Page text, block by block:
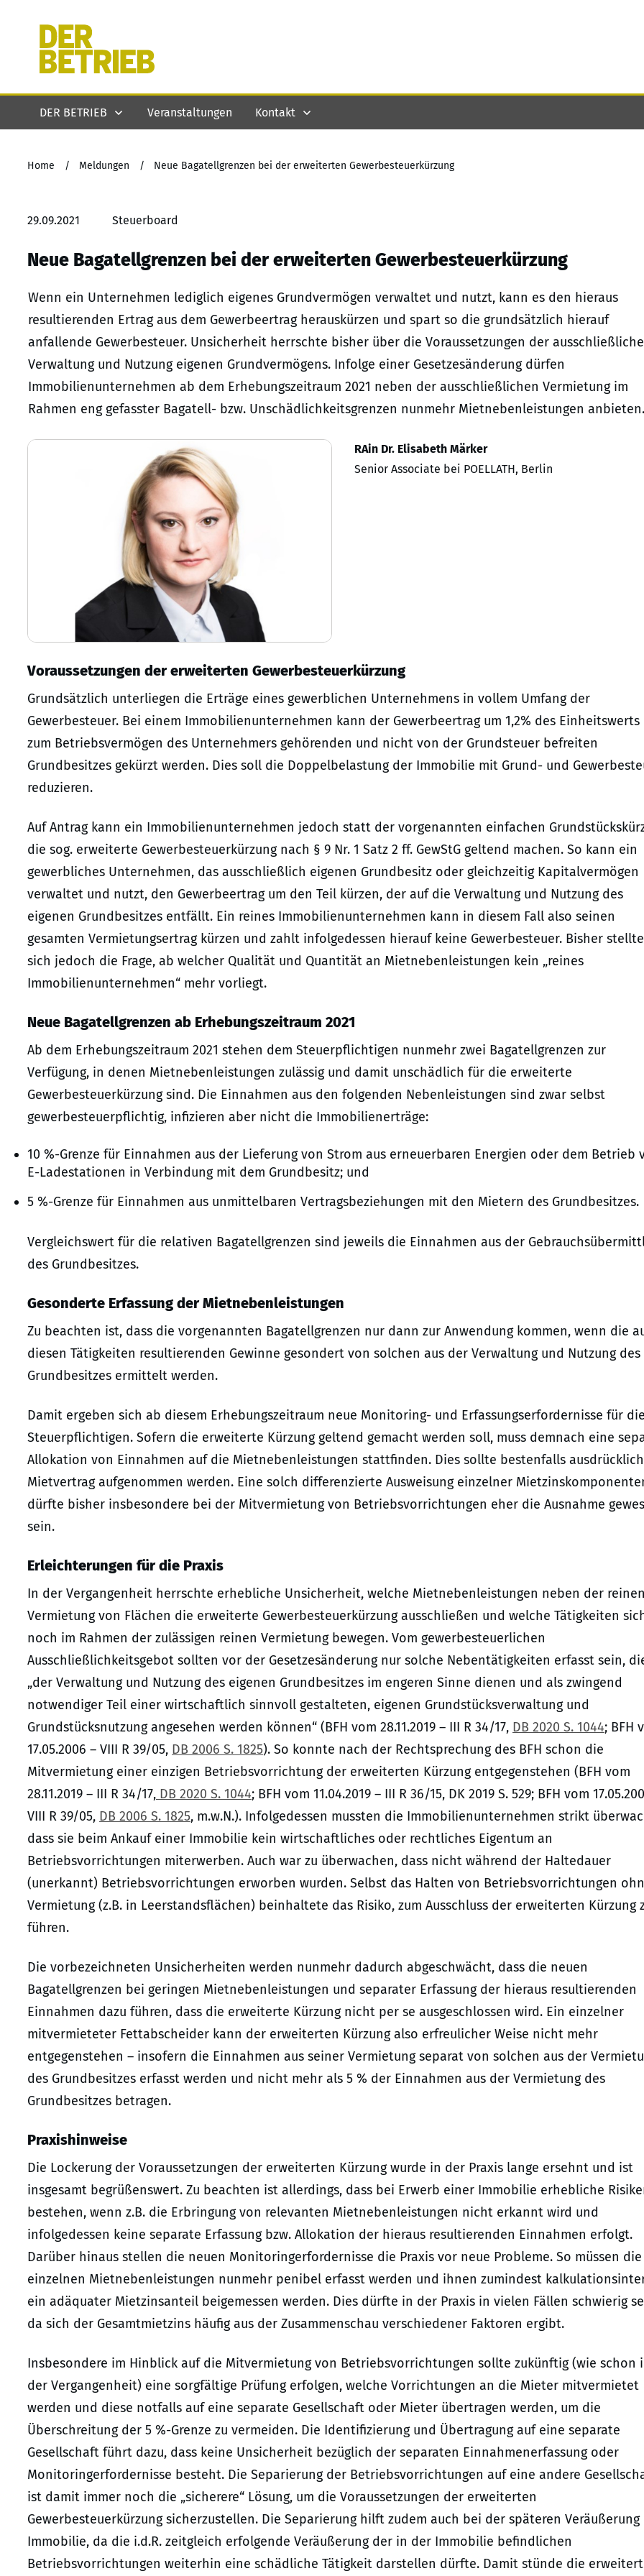
DER BETRIEB Veranstaltungen Kontakt
Home / Meldungen / Neue Bagatellgrenzen bei der erweiterten Gewerbesteuerkürzung
29.09.2021 Steuerboard
Neue Bagatellgrenzen bei der erweiterten Gewerbesteuerkürzung
Wenn ein Unternehmen lediglich eigenes Grundvermögen verwaltet und nutzt, kann es den hieraus
resultierenden Ertrag aus dem Gewerbeertrag herauskürzen und spart so die grundsätzlich hierauf
anfallende Gewerbesteuer. Unsicherheit herrschte bisher über die Voraussetzungen der
Verwaltung und Nutzung eigenen Grundvermögens. Infolge einer Gesetzesänderung dürfen
Immobilienunternehmen ab dem Erhebungszeitraum 2021 neben der ausschließlichen Vermietung im
Rahmen eng gefasster Bagatell- bzw. Unschädlichkeitsgrenzen nunmehr Mietnebenleistungen anbieten.
RAin Dr. Elisabeth Märker
Senior Associate bei POELLATH, Berlin
Voraussetzungen der erweiterten Gewerbesteuerkürzung
Grundsätzlich unterliegen die Erträge eines gewerblichen Unternehmens in vollem Umfang der
Gewerbesteuer. Bei einem Immobilienunternehmen kann der Gewerbeertrag um 1,2% des Einheitswerts
zum Betriebsvermögen des Unternehmers gehörenden und nicht von der Grundsteuer befreiten
Grundbesitzes gekürzt werden. Dies soll die Doppelbelastung der Immobilie mit Grund- und
reduzieren.
Auf Antrag kann ein Immobilienunternehmen jedoch statt der vorgenannten einfachen
die sog. erweiterte Gewerbesteuerkürzung nach § 9 Nr. 1 Satz 2 ff. GewStG geltend machen. So kann ein
gewerbliches Unternehmen, das ausschließlich eigenen Grundbesitz oder gleichzeitig Kapitalvermögen
verwaltet und nutzt, den Gewerbeertrag um den Teil kürzen, der auf die Verwaltung und Nutzung des
eigenen Grundbesitzes entfällt. Ein reines Immobilienunternehmen kann in diesem Fall also seinen
gesamten Vermietungsertrag kürzen und zahlt infolgedessen hierauf keine Gewerbesteuer. Bisher stellte
sich jedoch die Frage, ab welcher Qualität und Quantität an Mietnebenleistungen kein „reines
Immobilienunternehmen“ mehr vorliegt.
Neue Bagatellgrenzen ab Erhebungszeitraum 2021
Ab dem Erhebungszeitraum 2021 stehen dem Steuerpflichtigen nunmehr zwei Bagatellgrenzen zur
Verfügung, in denen Mietnebenleistungen zulässig und damit unschädlich für die erweiterte
Gewerbesteuerkürzung sind. Die Einnahmen aus den folgenden Nebenleistungen sind zwar selbst
gewerbesteuerpflichtig, infizieren aber nicht die Immobilienerträge:
10 %-Grenze für Einnahmen aus der Lieferung von Strom aus erneuerbaren Energien oder dem Betrieb
E-Ladestationen in Verbindung mit dem Grundbesitz; und
5 %-Grenze für Einnahmen aus unmittelbaren Vertragsbeziehungen mit den Mietern des Grundbesitzes.
Vergleichswert für die relativen Bagatellgrenzen sind jeweils die Einnahmen aus der
des Grundbesitzes.
Gesonderte Erfassung der Mietnebenleistungen
Zu beachten ist, dass die vorgenannten Bagatellgrenzen nur dann zur Anwendung kommen, wenn die
diesen Tätigkeiten resultierenden Gewinne gesondert von solchen aus der Verwaltung und Nutzung des
Grundbesitzes ermittelt werden.
Damit ergeben sich ab diesem Erhebungszeitraum neue Monitoring- und Erfassungserfordernisse für die
Steuerpflichtigen. Sofern die erweiterte Kürzung geltend gemacht werden soll, muss demnach eine
Allokation von Einnahmen auf die Mietnebenleistungen stattfinden. Dies sollte bestenfalls
Mietvertrag aufgenommen werden. Eine solch differenzierte Ausweisung einzelner
dürfte bisher insbesondere bei der Mitvermietung von Betriebsvorrichtungen eher die Ausnahme
sein.
Erleichterungen für die Praxis
In der Vergangenheit herrschte erhebliche Unsicherheit, welche Mietnebenleistungen neben der reinen
Vermietung von Flächen die erweiterte Gewerbesteuerkürzung ausschließen und welche Tätigkeiten
noch im Rahmen der zulässigen reinen Vermietung bewegen. Vom gewerbesteuerlichen
Ausschließlichkeitsgebot sollten vor der Gesetzesänderung nur solche Nebentätigkeiten erfasst sein,
„der Verwaltung und Nutzung des eigenen Grundbesitzes im engeren Sinne dienen und als zwingend
notwendiger Teil einer wirtschaftlich sinnvoll gestalteten, eigenen Grundstücksverwaltung und
Grundstücksnutzung angesehen werden können“ (BFH vom 28.11.2019 – III R 34/17, DB 2020 S. 1044; BFH
17.05.2006 – VIII R 39/05, DB 2006 S. 1825). So konnte nach der Rechtsprechung des BFH schon die
Mitvermietung einer einzigen Betriebsvorrichtung der erweiterten Kürzung entgegenstehen (BFH vom
28.11.2019 – III R 34/17, DB 2020 S. 1044; BFH vom 11.04.2019 – III R 36/15, DK 2019 S. 529; BFH vom
VIII R 39/05, DB 2006 S. 1825, m.w.N.). Infolgedessen mussten die Immobilienunternehmen strikt
dass sie beim Ankauf einer Immobilie kein wirtschaftliches oder rechtliches Eigentum an
Betriebsvorrichtungen miterwerben. Auch war zu überwachen, dass nicht während der Haltedauer
(unerkannt) Betriebsvorrichtungen erworben wurden. Selbst das Halten von Betriebsvorrichtungen
Vermietung (z.B. in Leerstandsflächen) beinhaltete das Risiko, zum Ausschluss der erweiterten Kürzung
führen.
Die vorbezeichneten Unsicherheiten werden nunmehr dadurch abgeschwächt, dass die neuen
Bagatellgrenzen bei geringen Mietnebenleistungen und separater Erfassung der hieraus resultierenden
Einnahmen dazu führen, dass die erweiterte Kürzung nicht per se ausgeschlossen wird. Ein einzelner
mitvermieteter Fettabscheider kann der erweiterten Kürzung also erfreulicher Weise nicht mehr
entgegenstehen – insofern die Einnahmen aus seiner Vermietung separat von solchen aus der
des Grundbesitzes erfasst werden und nicht mehr als 5 % der Einnahmen aus der Vermietung des
Grundbesitzes betragen.
Praxishinweise
Die Lockerung der Voraussetzungen der erweiterten Kürzung wurde in der Praxis lange ersehnt und ist
insgesamt begrüßenswert. Zu beachten ist allerdings, dass bei Erwerb einer Immobilie erhebliche
bestehen, wenn z.B. die Erbringung von relevanten Mietnebenleistungen nicht erkannt wird und
infolgedessen keine separate Erfassung bzw. Allokation der hieraus resultierenden Einnahmen erfolgt.
Darüber hinaus stellen die neuen Monitoringerfordernisse die Praxis vor neue Probleme. So müssen die
einzelnen Mietnebenleistungen nunmehr penibel erfasst werden und ihnen zumindest
ein adäquater Mietzinsanteil beigemessen werden. Dies dürfte in der Praxis in vielen Fällen schwierig
da sich der Gesamtmietzins häufig aus der Zusammenschau verschiedener Faktoren ergibt.
Insbesondere im Hinblick auf die Mitvermietung von Betriebsvorrichtungen sollte zukünftig (wie schon
der Vergangenheit) eine sorgfältige Prüfung erfolgen, welche Vorrichtungen an die Mieter mitvermietet
werden und diese notfalls auf eine separate Gesellschaft oder Mieter übertragen werden, um die
Überschreitung der 5 %-Grenze zu vermeiden. Die Identifizierung und Übertragung auf eine separate
Gesellschaft führt dazu, dass keine Unsicherheit bezüglich der separaten Einnahmenerfassung oder
Monitoringerfordernisse besteht. Die Separierung der Betriebsvorrichtungen auf eine andere
ist damit immer noch die „sicherere“ Lösung, um die Voraussetzungen der erweiterten
Gewerbesteuerkürzung sicherzustellen. Die Separierung hilft zudem auch bei der späteren Veräußerung
Immobilie, da die i.d.R. zeitgleich erfolgende Veräußerung der in der Immobilie befindlichen
Betriebsvorrichtungen weiterhin eine schädliche Tätigkeit darstellen dürfte. Damit stünde die